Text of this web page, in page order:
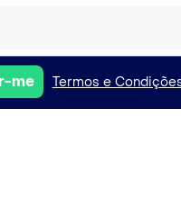
me Termos e